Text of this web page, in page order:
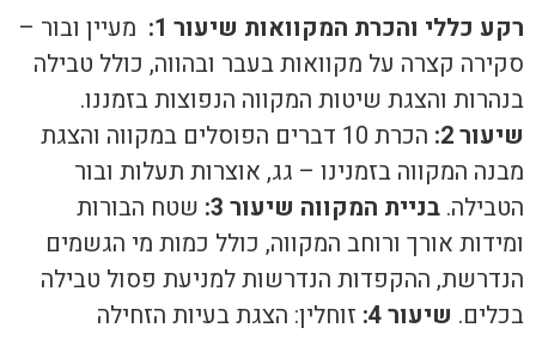
רקע כללי והכרת המקוואות שיעור 1:
מעיין ובור –
סקירה קצרה על מקוואות בעבר ובהווה, כולל טבילה
בנהרות והצגת שיטות המקווה הנפוצות בזמננו.
שיעור 2:
הכרת 10 דברים הפוסלים במקווה והצגת
מבנה המקווה בזמנינו – גג, אוצרות תעלות ובור
הטבילה. בניית המקווה שיעור 3:
שטח הבורות
ומידות אורך ורוחב המקווה, כולל כמות מי הגשמים
הנדרשת, ההקפדות הנדרשות למניעת פסול טבילה
בכלים. שיעור 4:
זוחלין: הצגת בעיות הזחילה